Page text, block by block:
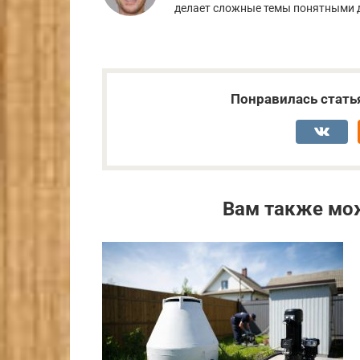
делает сложные темы понятными
Понравилась
Вам также